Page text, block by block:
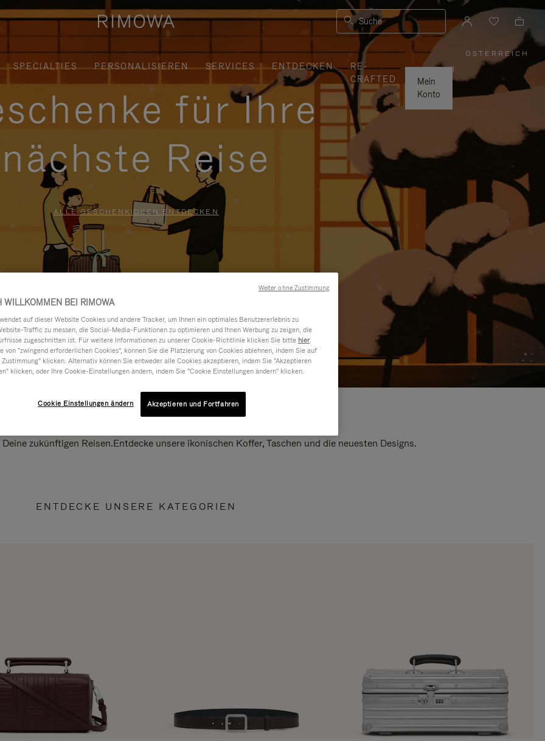
Suche
SPECIALTIES PERSONALISIEREN SERVICES ENTDECKEN
RE-
CRAFTED
Mein
Konto
ÖSTERREICH
,
WÄHLEN
IHRE
REGION
AUS
|
für Ihre
nächste Reise
ALLE GESCHENKIDEEN ENTDECKEN
zukünftigen Reisen.Entdecke unsere ikonischen Koffer, Taschen und die neuesten Designs.
ENTDECKE UNSERE KATEGORIEN
WILLKOMMEN BEI RIMOWA
auf dieser Website Cookies und andere Tracker, um Ihnen ein optimales Benutzererlebnis zu
Traffic zu messen, die Social-Media-Funktionen zu optimieren und Ihnen Werbung zu zeigen, die
zugeschnitten ist. Für weitere Informationen zu unserer Cookie-Richtlinie klicken Sie bitte hier.
von "zwingend erforderlichen Cookies", können Sie die Platzierung von Cookies ablehnen, indem Sie auf
klicken. Alternativ können Sie entweder alle Cookies akzeptieren, indem Sie "Akzeptieren
klicken, oder Ihre Cookie-Einstellungen ändern, indem Sie "Cookie Einstellungen ändern" klicken.
Cookie Einstellungen ändern Akzeptieren und Fortfahren
Weiter ohne Zustimmung